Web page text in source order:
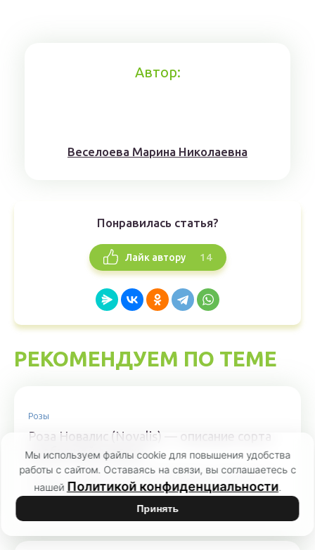
Автор:
Веселоева Марина Николаевна
Понравилась статья?
Лайк автору 14
РЕКОМЕНДУЕМ ПО ТЕМЕ
Розы
Роза Новалис (Novalis) — описание сорта
необычной окраски
В 2010 г. ученые создали розовый куст необычного
голубого оттенка. Ему дали название — роза
Мы используем файлы cookie для повышения удобства
работы с сайтом. Оставаясь на связи, вы соглашаетесь с
нашей Политикой конфиденциальности.
Принять